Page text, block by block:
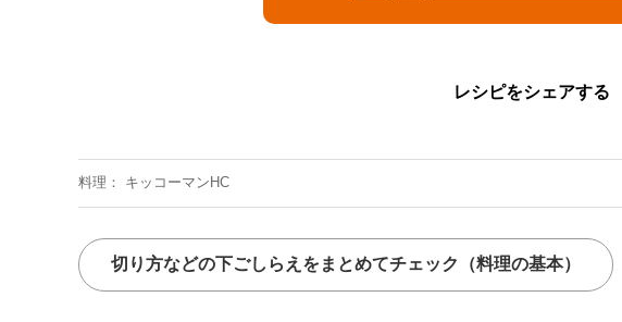
レシピをシェアする
料理 キッコーマンHC
切り方などの下ごしらえをまとめてチェック （料理の基本）